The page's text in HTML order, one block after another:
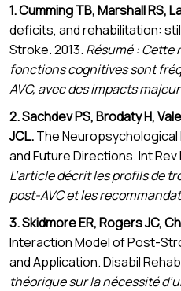
1. Cumming TB, Marshall RS,
deficits, and rehabilitation:
Stroke. 2013. Résumé : Cette
fonctions cognitives sont
AVC, avec des impacts
2. Sachdev PS, Brodaty H,
JCL.The
and Future Directions. Int
L’article décrit les profils de
post-AVC et les
3. Skidmore ER, Rogers JC,
Interaction Model of Post-
and Application. Disabil
théorique sur la nécessité